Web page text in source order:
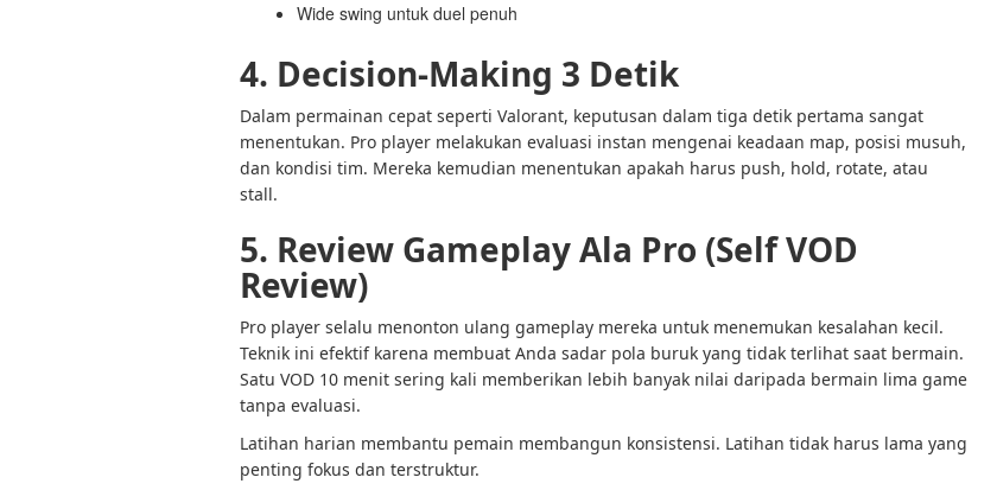
Wide swing untuk duel penuh
4. Decision-Making 3 Detik
Dalam permainan cepat seperti Valorant, keputusan dalam tiga detik pertama sangat
menentukan. Pro player melakukan evaluasi instan mengenai keadaan map, posisi musuh,
dan kondisi tim. Mereka kemudian menentukan apakah harus push, hold, rotate, atau
stall.
5. Review Gameplay Ala Pro (Self VOD
Review)
Pro player selalu menonton ulang gameplay mereka untuk menemukan kesalahan kecil.
Teknik ini efektif karena membuat Anda sadar pola buruk yang tidak terlihat saat bermain.
Satu VOD 10 menit sering kali memberikan lebih banyak nilai daripada bermain lima game
tanpa evaluasi.
Latihan harian membantu pemain membangun konsistensi. Latihan tidak harus lama yang
penting fokus dan terstruktur.